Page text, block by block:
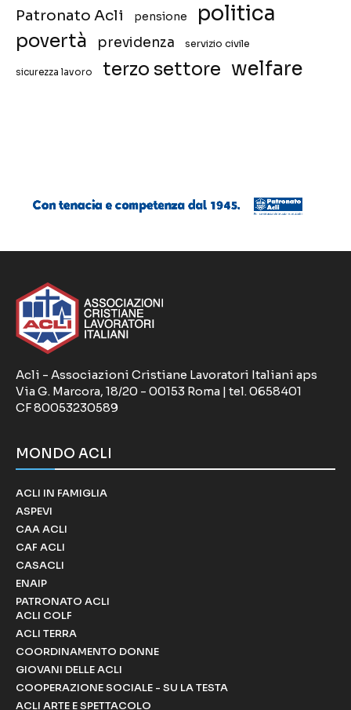
Patronato Acli pensione politica
povertà previdenza servizio civile
sicurezza lavoro terzo settore welfare
Acli - Associazioni Cristiane Lavoratori Italiani aps
Via G. Marcora, 18/20 - 00153 Roma | tel. 0658401
CF 80053230589
MONDO ACLI
ACLI IN FAMIGLIA
ASPEVI
CAA ACLI
CAF ACLI
CASACLI
ENAIP
PATRONATO ACLI
ACLI COLF
ACLI TERRA
COORDINAMENTO DONNE
GIOVANI DELLE ACLI
COOPERAZIONE SOCIALE - SU LA TESTA
ACLI ARTE E SPETTACOLO